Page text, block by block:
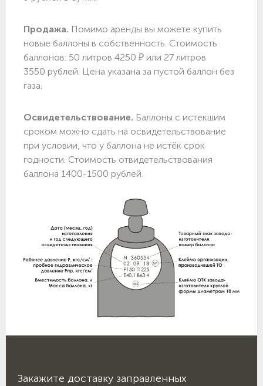
Продажа. Помимо аренды вы можете купить
новые баллоны в собственность. Стоимость
баллонов: 50 литров 4250 ₽ или 27 литров
3550 рублей. Цена указана за пустой баллон без
газа.
Освидетельствование. Баллоны с истекшим
сроком можно сдать на освидетельствование
при условии, что у баллона не истёк срок
годности. Стоимость отвидетельствования
баллона 1400-1500 рублей.
Закажите доставку заправленных